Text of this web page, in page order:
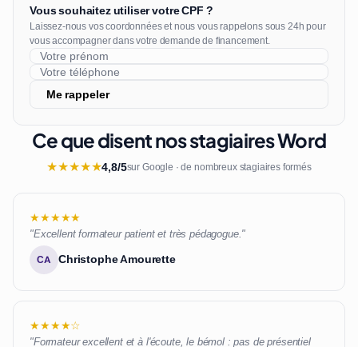
Vous souhaitez utiliser votre CPF ?
Laissez-nous vos coordonnées et nous vous rappelons sous 24h pour
vous accompagner dans votre demande de financement.
Me rappeler
Ce que disent nos stagiaires Word
★★★★★4,8/5sur Google · de nombreux stagiaires formés
★★★★★
"Excellent formateur patient et très pédagogue."
CA Christophe Amourette
★★★★☆
"Formateur excellent et à l'écoute, le bémol : pas de présentiel